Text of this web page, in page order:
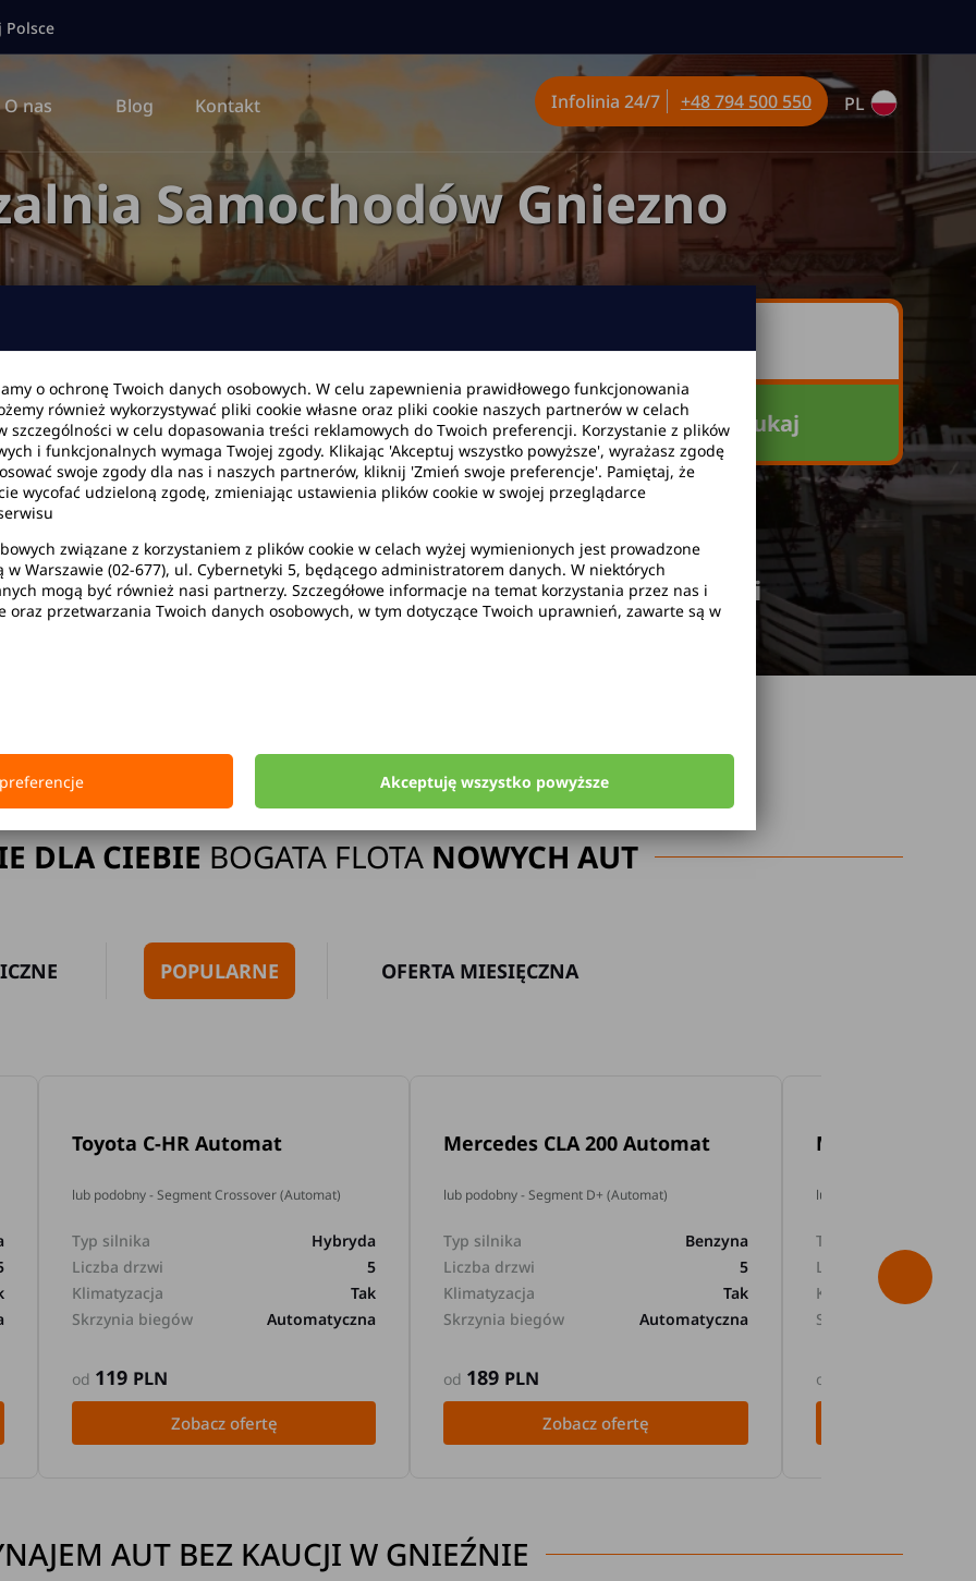
Samochodów Gniezno
Data zwrotu Godzina Szukaj
limitu kilometrów Bezpłatne odwołanie rezerwacji
Polsce
O nas Blog Kontakt Infolinia 24/7 +48 794 500 550 PL
DLA CIEBIEBOGATA FLOTANOWYCH AUT
POPULARNE OFERTA MIESIĘCZNA
Toyota C-HR Automat
lub podobny - Segment Crossover (Automat)
Typ silnika
Hybryda
Liczba drzwi
5
Klimatyzacja
Tak
Skrzynia biegów
Automatyczna
od 119 PLN
Zobacz ofertę
Mercedes CLA 200 Automat
lub podobny - Segment D+ (Automat)
Typ silnika
Benzyna
Liczba drzwi
5
Klimatyzacja
Tak
Skrzynia biegów
Automatyczna
od 189 PLN
Zobacz ofertę
Mercedes GLA
lub podobny - Segment
Typ silnika
Liczba drzwi
Klimatyzacja
Skrzynia biegów
od
AUT BEZ KAUCJI W GNIEŹNIE
o ochronę Twoich danych osobowych. W celu zapewnienia prawidłowego funkcjonowania
również wykorzystywać pliki cookie własne oraz pliki cookie naszych partnerów w celach
szczególności w celu dopasowania treści reklamowych do Twoich preferencji. Korzystanie z plików
i funkcjonalnych wymaga Twojej zgody. Klikając 'Akceptuj wszystko powyższe', wyrażasz zgodę
swoje zgody dla nas i naszych partnerów, kliknij 'Zmień swoje preferencje'. Pamiętaj, że
wycofać udzieloną zgodę, zmieniając ustawienia plików cookie w swojej przeglądarce
związane z korzystaniem z plików cookie w celach wyżej wymienionych jest prowadzone
w Warszawie (02-677), ul. Cybernetyki 5, będącego administratorem danych. W niektórych
mogą być również nasi partnerzy. Szczegółowe informacje na temat korzystania przez nas i
oraz przetwarzania Twoich danych osobowych, w tym dotyczące Twoich uprawnień, zawarte są w
Akceptuję wszystko powyższe